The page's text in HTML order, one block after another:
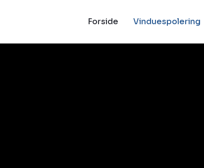
Forside Vinduespolering